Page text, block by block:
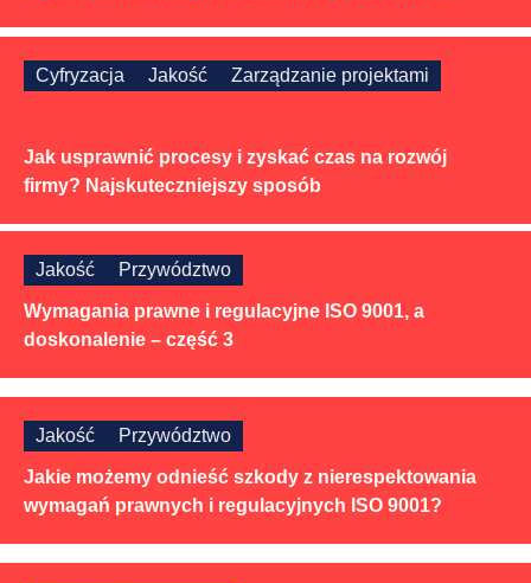
Cyfryzacja Jakość Zarządzanie projektami
Jak usprawnić procesy i zyskać czas na rozwój
firmy? Najskuteczniejszy sposób
Jakość Przywództwo
Wymagania prawne i regulacyjne ISO 9001, a
doskonalenie – część 3
Jakość Przywództwo
Jakie możemy odnieść szkody z nierespektowania
wymagań prawnych i regulacyjnych ISO 9001?